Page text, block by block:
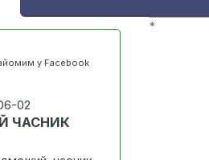
у Facebook
02
ЧАСНИК
*